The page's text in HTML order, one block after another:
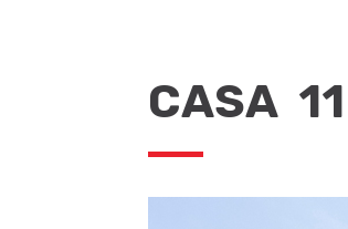
CASA 11